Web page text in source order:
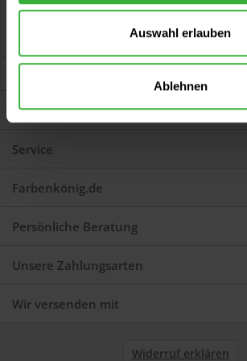
Auswahl erlauben
Ablehnen
Jetzt Bewertungen zum Artikel lesen...mehr
Darum sind wir Farbenkönig
Service
Farbenkönig.de
Persönliche Beratung
Unsere Zahlungsarten
Wir versenden mit
Widerruf erklären